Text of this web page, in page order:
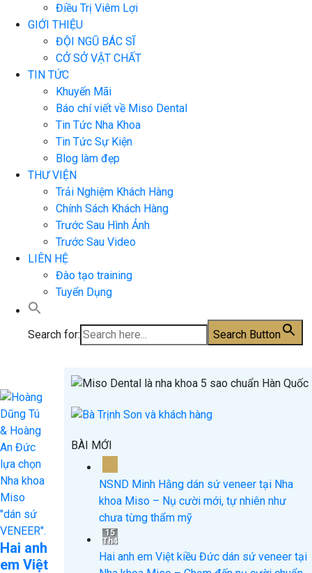
Điều Trị Viêm Lợi
GIỚI THIỆU
ĐỘI NGŨ BÁC SĨ
CỞ SỞ VẬT CHẤT
TIN TỨC
Khuyến Mãi
Báo chí viết về Miso Dental
Tin Tức Nha Khoa
Tin Tức Sự Kiện
Blog làm đẹp
THƯ VIỆN
Trải Nghiệm Khách Hàng
Chính Sách Khách Hàng
Trước Sau Hình Ảnh
Trước Sau Video
LIÊN HỆ
Đào tạo training
Tuyển Dụng
Search for: Search Button
Hai anh
em Việt
BÀI MỚI
NSND Minh Hằng dán sứ veneer tại Nha
khoa Miso – Nụ cười mới, tự nhiên như
chưa từng thẩm mỹ
15
Th4
Hai anh em Việt kiều Đức dán sứ veneer tại